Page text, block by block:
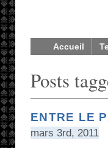
Accueil
Posts
ENTRE LE
mars 3rd, 2011